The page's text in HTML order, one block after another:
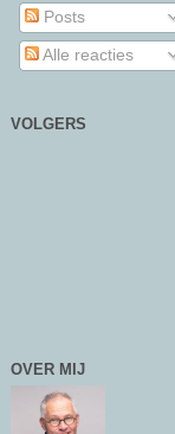
Posts
Alle reacties
VOLGERS
OVER MIJ